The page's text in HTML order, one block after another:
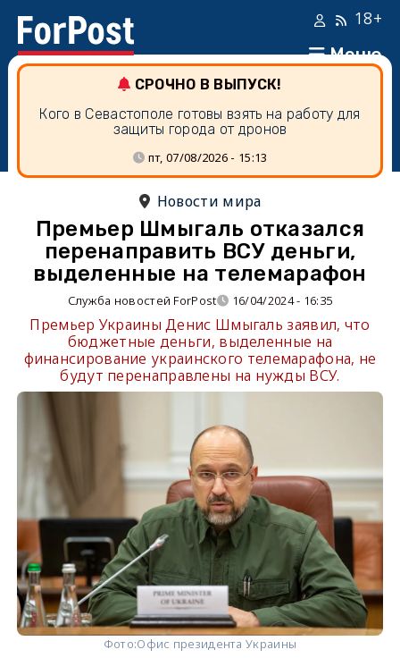
Меню
18+
СРОЧНО В ВЫПУСК!
Кого в Севастополе готовы взять на работу для
защиты города от дронов
пт, 07/08/2026 - 15:13
Новости мира
Премьер Шмыгаль отказался
перенаправить ВСУ деньги,
выделенные на телемарафон
Служба новостей ForPost 16/04/2024 - 16:35
Премьер Украины Денис Шмыгаль заявил, что
бюджетные деньги, выделенные на
финансирование украинского телемарафона, не
будут перенаправлены на нужды ВСУ.
Фото:Офис президента Украины